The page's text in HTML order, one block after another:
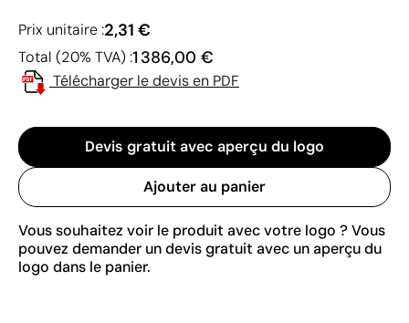
Prix unitaire :2,31 €
Total (20% TVA) :1 386,00 €
Télécharger le devis en PDF
Devis gratuit avec aperçu du logo
Ajouter au panier
Vous souhaitez voir le produit avec votre logo ? Vous
pouvez demander un devis gratuit avec un aperçu du
logo dans le panier.